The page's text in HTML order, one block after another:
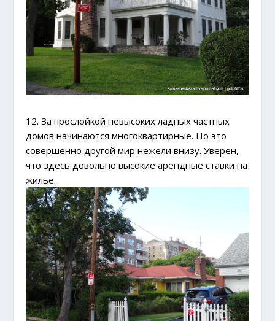
12. За прослойкой невысоких ладных частных
домов начинаются многоквартирные. Но это
совершенно другой мир нежели внизу. Уверен,
что здесь довольно высокие арендные ставки на
жилье.